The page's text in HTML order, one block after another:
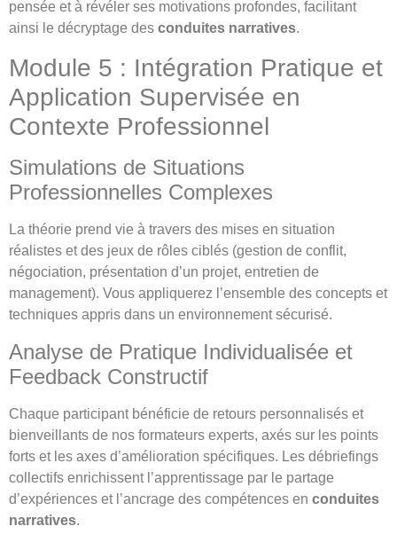
pensée et à révéler ses motivations profondes, facilitant
ainsi le décryptage des conduites narratives.
Module 5 : Intégration Pratique et
Application Supervisée en
Contexte Professionnel
Simulations de Situations
Professionnelles Complexes
La théorie prend vie à travers des mises en situation
réalistes et des jeux de rôles ciblés (gestion de conflit,
négociation, présentation d’un projet, entretien de
management). Vous appliquerez l’ensemble des concepts et
techniques appris dans un environnement sécurisé.
Analyse de Pratique Individualisée et
Feedback Constructif
Chaque participant bénéficie de retours personnalisés et
bienveillants de nos formateurs experts, axés sur les points
forts et les axes d’amélioration spécifiques. Les débriefings
collectifs enrichissent l’apprentissage par le partage
d’expériences et l’ancrage des compétences en conduites
narratives.